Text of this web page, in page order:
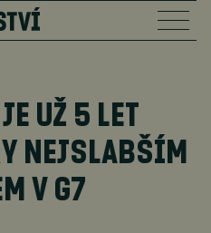
UŽ 5 LET
NEJSLABŠÍM
V G7